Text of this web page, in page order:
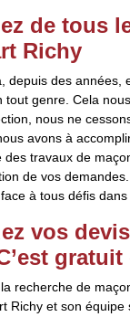
de tous
Richy
depuis des années,
tout genre. Cela
nous ne
avons à
des travaux de
de vos
à tous défis
vos
recherche de
Richy et son